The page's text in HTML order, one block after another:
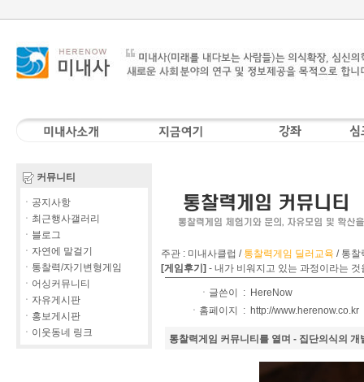
커뮤니티
ㆍ공지사항
ㆍ최근행사갤러리
ㆍ블로그
ㆍ자연에 말걸기
ㆍ통찰력/자기변형게임
ㆍ어싱커뮤니티
ㆍ자유게시판
ㆍ홍보게시판
ㆍ이웃동네 링크
주관 : 미내사클럽 / 통찰력게임 딜러교육 / 통찰
[게임후기] - 내가 비워지고 있는 과정이라는 것
ㆍ글쓴이 : HereNow
ㆍ홈페이지 : http://www.herenow.co.kr
통찰력게임 커뮤니티를 열며 - 집단의식의 개